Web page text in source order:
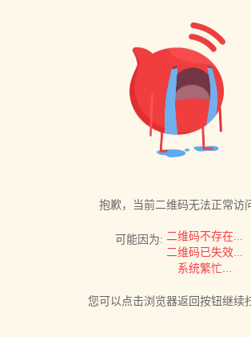
抱歉，当前二维码无法正常访
可能因为: 二维码不存在...
二维码已失效...
系统繁忙...
您可以点击浏览器返回按钮继续